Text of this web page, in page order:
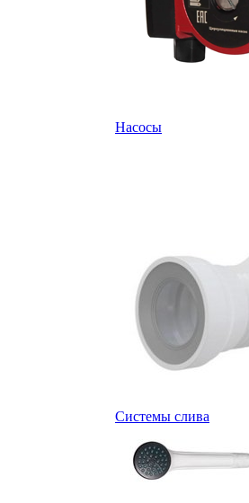
Насосы
Системы слива